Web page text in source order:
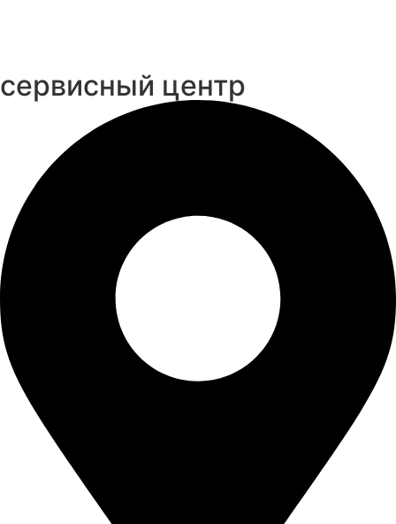
cервисный центр